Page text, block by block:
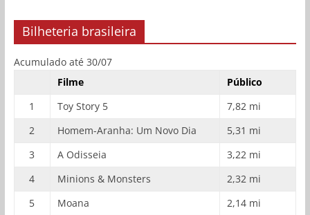
Bilheteria brasileira
Acumulado até 30/07
Filme
Público
1
Toy Story 5
7,82 mi
2
Homem-Aranha: Um Novo Dia
5,31 mi
3
A Odisseia
3,22 mi
4
Minions & Monsters
2,32 mi
5
Moana
2,14 mi